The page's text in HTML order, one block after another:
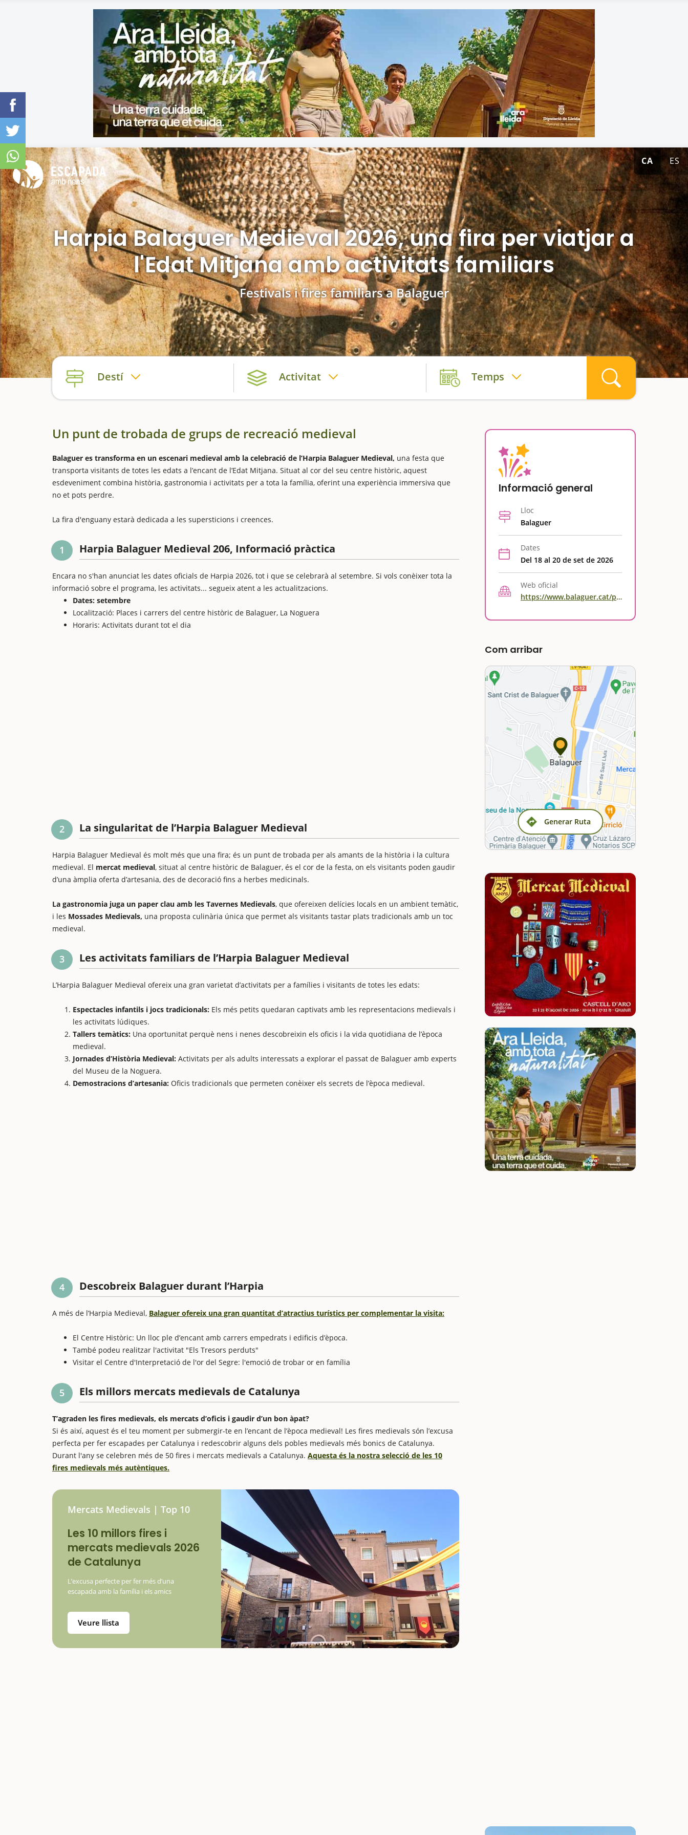
CA ES
Harpia Balaguer Medieval 2026, una fira per viatjar a
l'Edat Mitjana amb activitats familiars
Festivals i fires familiars a Balaguer
Destí Activitat Temps
Un punt de trobada de grups de recreació medieval
Balaguer es transforma en un escenari medieval amb la celebració de l’Harpia Balaguer Medieval, una festa que
transporta visitants de totes les edats a l’encant de l’Edat Mitjana. Situat al cor del seu centre històric, aquest
esdeveniment combina història, gastronomia i activitats per a tota la família, oferint una experiència immersiva que
no et pots perdre.
La fira d'enguany estarà dedicada a les supersticions i creences.
1 Harpia Balaguer Medieval 206, Informació pràctica
Encara no s'han anunciat les dates oficials de Harpia 2026, tot i que se celebrarà al setembre. Si vols conèixer tota la
informació sobre el programa, les activitats... segueix atent a les actualitzacions.
Dates: setembre
Localització: Places i carrers del centre històric de Balaguer, La Noguera
Horaris: Activitats durant tot el dia
2 La singularitat de l’Harpia Balaguer Medieval
Harpia Balaguer Medieval és molt més que una fira; és un punt de trobada per als amants de la història i la cultura
medieval. El mercat medieval, situat al centre històric de Balaguer, és el cor de la festa, on els visitants poden gaudir
d’una àmplia oferta d’artesania, des de decoració fins a herbes medicinals.
La gastronomia juga un paper clau amb les Tavernes Medievals, que ofereixen delícies locals en un ambient temàtic,
i les Mossades Medievals, una proposta culinària única que permet als visitants tastar plats tradicionals amb un toc
medieval.
3 Les activitats familiars de l’Harpia Balaguer Medieval
L’Harpia Balaguer Medieval ofereix una gran varietat d’activitats per a famílies i visitants de totes les edats:
Espectacles infantils i jocs tradicionals: Els més petits quedaran captivats amb les representacions medievals i
les activitats lúdiques.
Tallers temàtics: Una oportunitat perquè nens i nenes descobreixin els oficis i la vida quotidiana de l’època
medieval.
Jornades d’Història Medieval: Activitats per als adults interessats a explorar el passat de Balaguer amb experts
del Museu de la Noguera.
Demostracions d’artesania: Oficis tradicionals que permeten conèixer els secrets de l’època medieval.
4 Descobreix Balaguer durant l’Harpia
A més de l’Harpia Medieval, Balaguer ofereix una gran quantitat d’atractius turístics per complementar la visita:
El Centre Històric: Un lloc ple d’encant amb carrers empedrats i edificis d’època.
També podeu realitzar l'activitat "Els Tresors perduts"
Visitar el Centre d'Interpretació de l'or del Segre: l'emoció de trobar or en família
5 Els millors mercats medievals de Catalunya
T’agraden les fires medievals, els mercats d’oficis i gaudir d’un bon àpat?
Si és així, aquest és el teu moment per submergir-te en l’encant de l’època medieval! Les fires medievals són l’excusa
perfecta per fer escapades per Catalunya i redescobrir alguns dels pobles medievals més bonics de Catalunya.
Durant l'any se celebren més de 50 fires i mercats medievals a Catalunya. Aquesta és la nostra selecció de les 10
fires medievals més autèntiques.
Mercats Medievals | Top 10
Les 10 millors fires i
mercats medievals 2026
de Catalunya
L’excusa perfecte per fer més d’una
escapada amb la família i els amics
Veure llista
Informació general
Lloc
Balaguer
Dates
Del 18 al 20 de set de 2026
Web oficial
https://www.balaguer.cat/portal/10/?EC=ReadArticle&ArticleID=26787
Com arribar
Generar Ruta